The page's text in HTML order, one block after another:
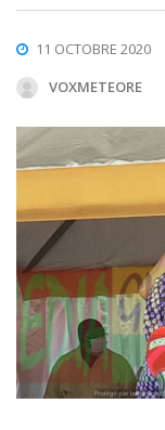
11 OCTOBRE 2020
VOXMETEORE